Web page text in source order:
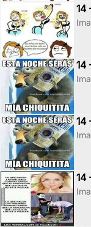
14
14
14
14